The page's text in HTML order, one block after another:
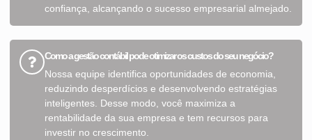
confiança, alcançando o sucesso empresarial almejado.
Como a gestão contábil pode otimizar os custos do seu negócio?
Nossa equipe identifica oportunidades de economia,
reduzindo desperdícios e desenvolvendo estratégias
inteligentes. Desse modo, você maximiza a
rentabilidade da sua empresa e tem recursos para
investir no crescimento.